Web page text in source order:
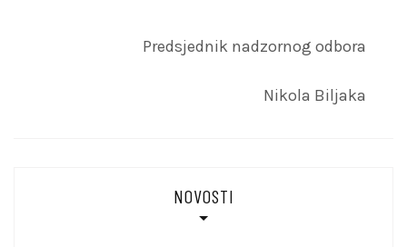
Predsjednik nadzornog odbora
Nikola Biljaka
NOVOSTI